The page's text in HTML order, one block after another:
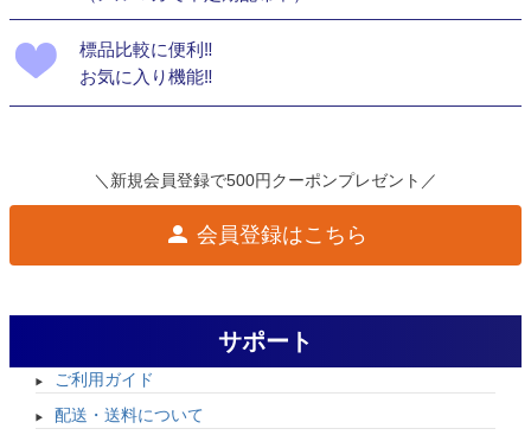
標品比較に便利‼
お気に入り機能‼
＼新規会員登録で500円クーポンプレゼント／
会員登録はこちら
サポート
ご利用ガイド
配送・送料について